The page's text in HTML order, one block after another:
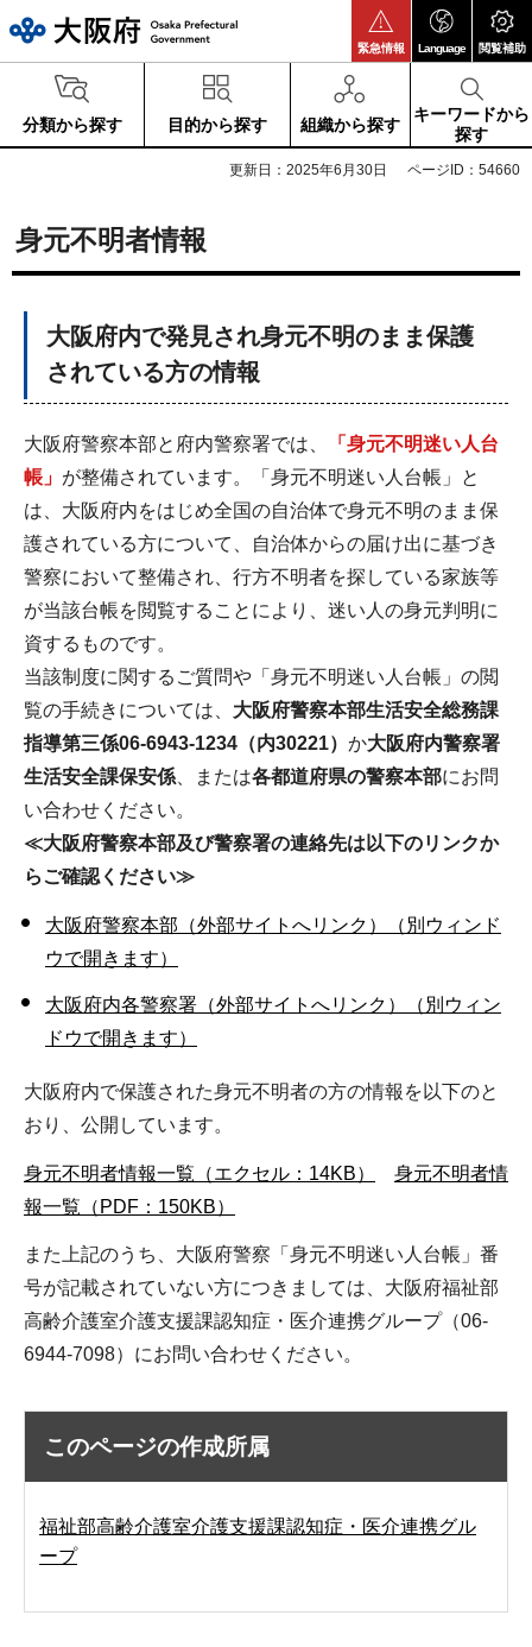
緊急情報 Language 閲覧補助
分類から探す 目的から探す 組織から探す
キーワードから
探す
更新日：2025年6月30日 ページID：54660
身元不明者情報
大阪府内で発見され身元不明のまま保護
されている方の情報
大阪府警察本部と府内警察署では、
「身元不明迷い人台
帳」 が整備されています。「身元不明迷い人台帳」と
は、大阪府内をはじめ全国の自治体で身元不明のまま保
護されている方について、自治体からの届け出に基づき
警察において整備され、行方不明者を探している家族等
が当該台帳を閲覧することにより、迷い人の身元判明に
資するものです。
当該制度に関するご質問や「身元不明迷い人台帳」の閲
覧の手続きについては、 大阪府警察本部生活安全総務課
指導第三係06-6943-1234（内30221） か大阪府内警察署
生活安全課保安係 、または各都道府県の警察本部にお問
い合わせください。
≪大阪府警察本部及び警察署の連絡先は以下のリンクか
らご確認ください≫
大阪府警察本部（外部サイトへリンク）（別ウィンド
ウで開きます）
大阪府内各警察署（外部サイトへリンク）（別ウィン
ドウで開きます）
大阪府内で保護された身元不明者の方の情報を以下のと
おり、公開しています。
身元不明者情報一覧（エクセル：14KB）
身元不明者情
報一覧（PDF：150KB）
また上記のうち、大阪府警察「身元不明迷い人台帳」番
号が記載されていない方につきましては、大阪府福祉部
高齢介護室介護支援課認知症・医介連携グループ（06-
6944-7098）にお問い合わせください。
このページの作成所属
福祉部高齢介護室介護支援課認知症・医介連携グル
ープ